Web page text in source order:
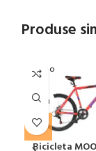
Produse
SOLD O
UT
MOON
Bicicleta